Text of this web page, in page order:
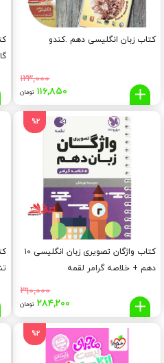
کتاب زبان انگلیسی دهم .کندو
۱۲۳,۰۰۰
قیمت
اصلی:
۱۲۳,۰۰۰
تومان
بود.
۱۱۶,۸۵۰ تومان
کتاب واژگان تصویری زبان انگلیسی ۱۰
دهم + خلاصه گرامر لقمه
۲۹۰,۰۰۰
قیمت
اصلی:
۲۹۰,۰۰۰
تومان
بود.
۲۸۴,۲۰۰ تومان